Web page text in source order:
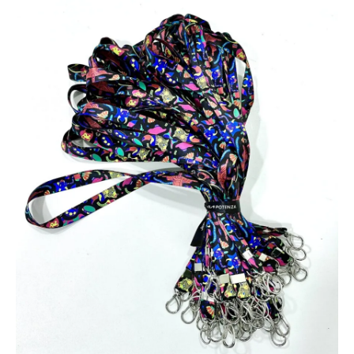
PVC com tecnologia RFID (por aproximação) ou sem tecnologia,
Em Japeri, desenvolvemos carteirinhas escolares em PVC para
instituições de ensino, com opções de RFID ou modelos
tradicionais. Oferecemos diversos modelos para que cada cliente
possa escolher o formato ideal em nosso site.
Peça seu projeto agora mesmo! Entre em contato pelo WhatsApp
e conte com um atendimento ágil e uma assessoria completa para
desenvolver suas carteirinhas.
Perguntas Frequentes
Qual é o prazo de entrega para Japeri?
Após aprovação da arte e confirmação do